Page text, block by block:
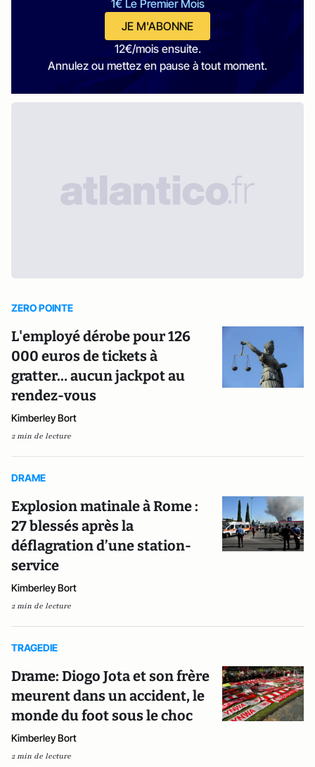
1€ Le Premier Mois
JE M'ABONNE
12€/mois ensuite.
Annulez ou mettez en pause à tout moment.
ZERO POINTE
L'employé dérobe pour 126
000 euros de tickets à
gratter… aucun jackpot au
rendez-vous
Kimberley Bort
2 min de lecture
DRAME
Explosion matinale à Rome :
27 blessés après la
déflagration d’une station-
service
Kimberley Bort
2 min de lecture
TRAGEDIE
Drame: Diogo Jota et son frère
meurent dans un accident, le
monde du foot sous le choc
Kimberley Bort
2 min de lecture